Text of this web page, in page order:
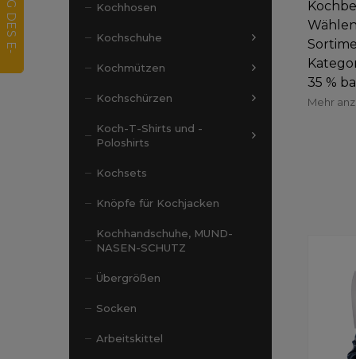
Kochhosen
Kochschuhe
Kochmützen
Kochschürzen
Koch-T-Shirts und -
Poloshirts
Kochsets
Knöpfe für Kochjacken
Kochhandschuhe, MUND-
NASEN-SCHUTZ
Übergrößen
Socken
Arbeitskittel
35 %
Mehr